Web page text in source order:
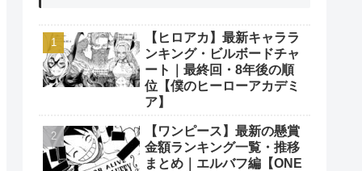
【ヒロアカ】最新キャララ
ンキング・ビルボードチャ
ート｜最終回・8年後の順
位【僕のヒーローアカデミ
ア】
【ワンピース】最新の懸賞
金額ランキング一覧・推移
まとめ｜エルバフ編【ONE